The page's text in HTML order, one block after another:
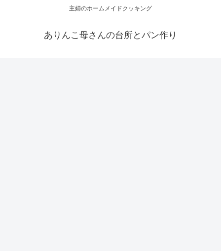
主婦のホームメイドクッキング
ありんこ母さんの台所とパン作り